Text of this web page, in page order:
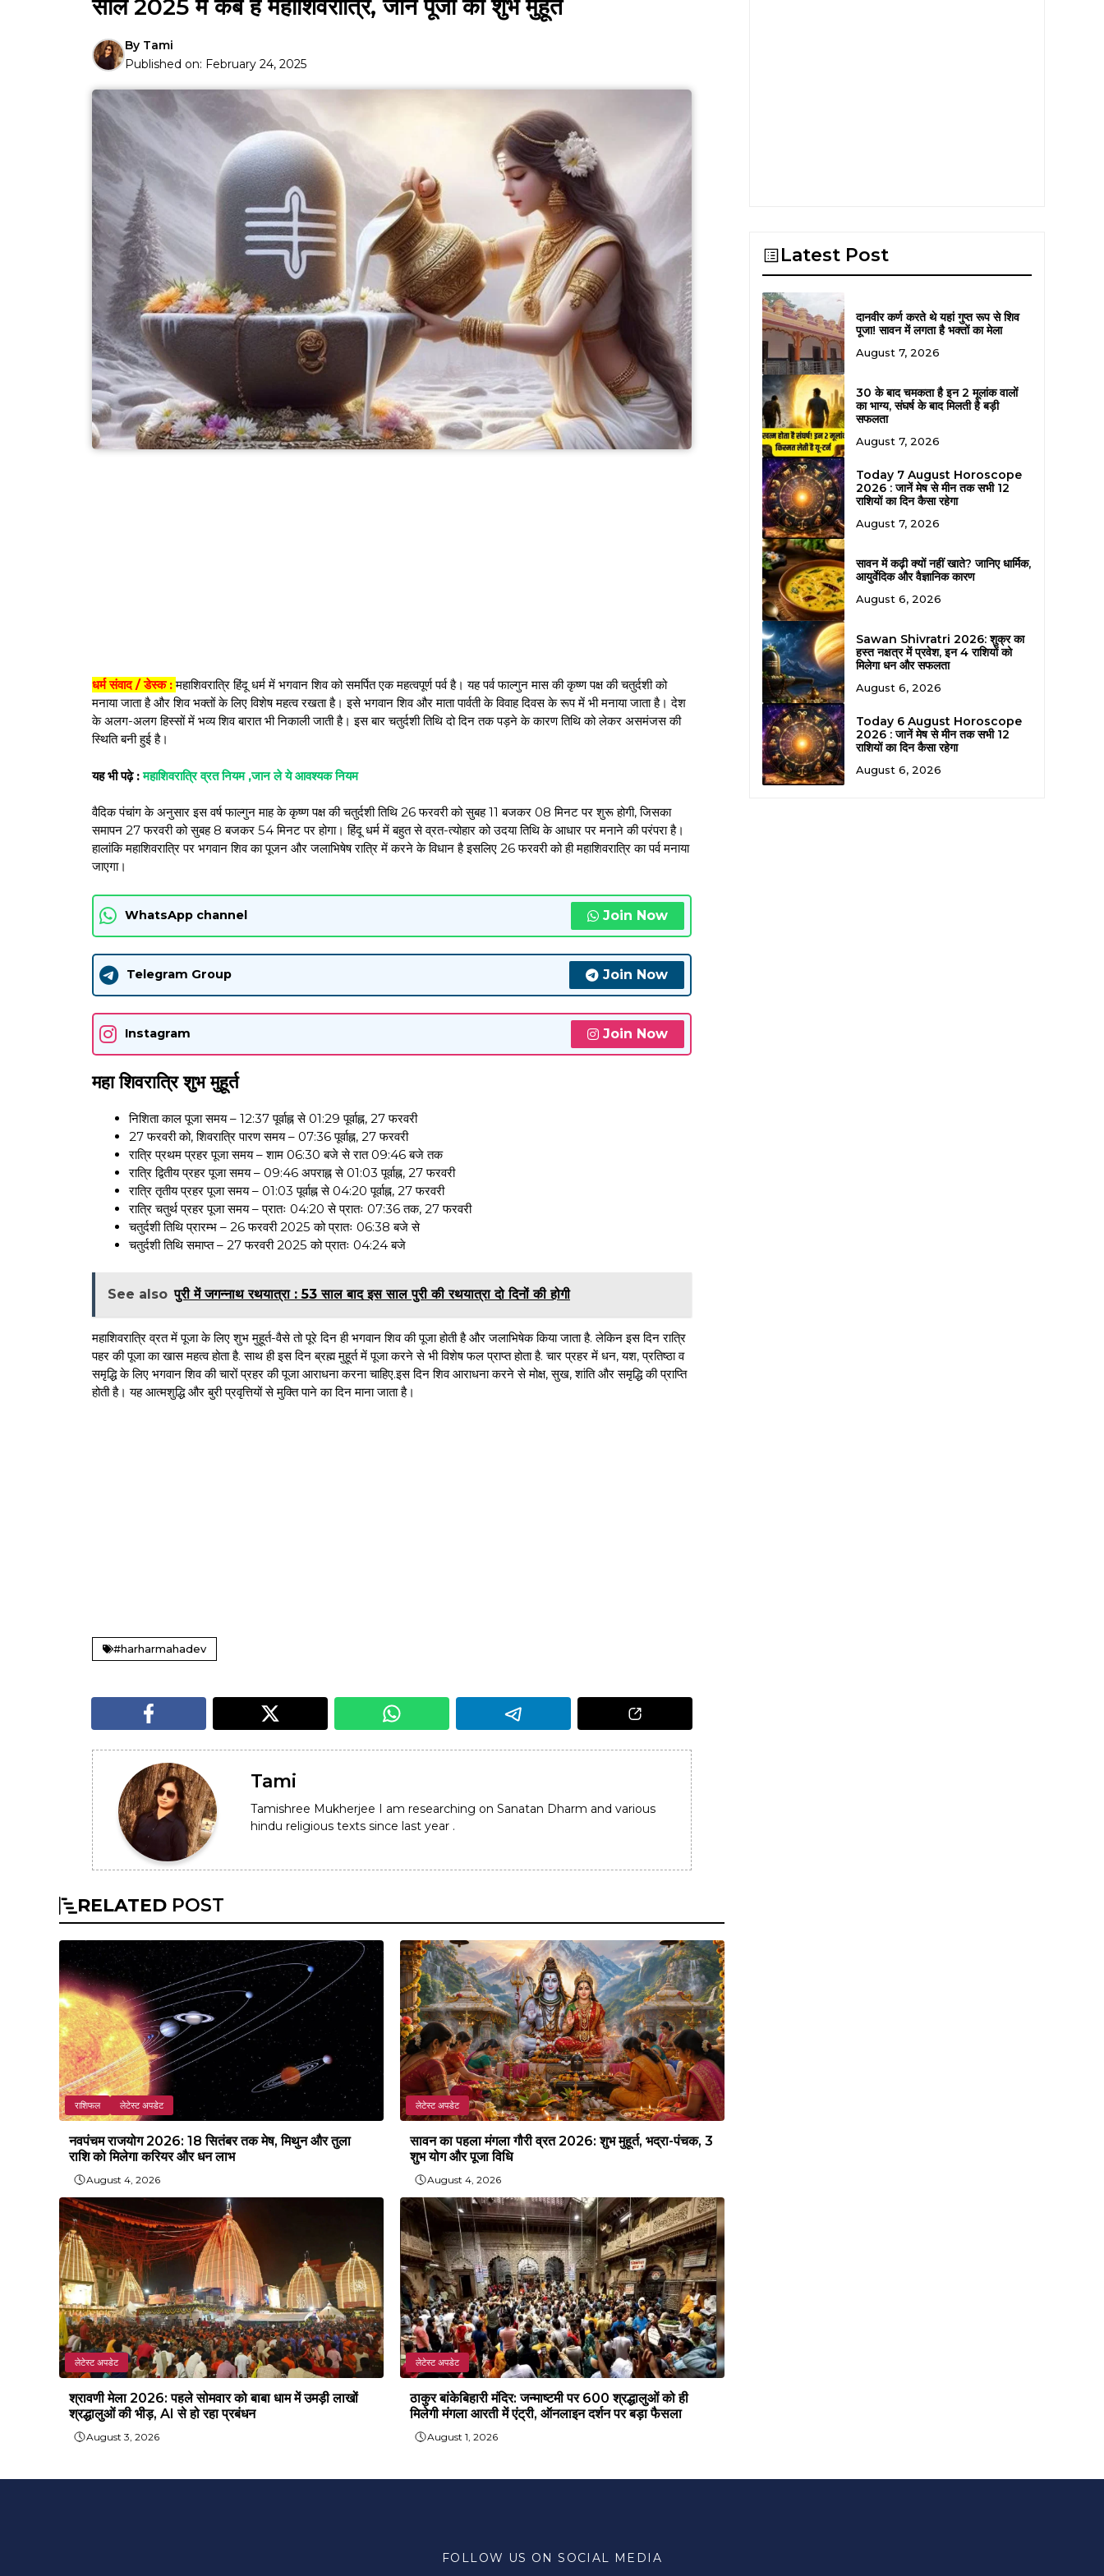
साल 2025 में कब है महाशिवरात्रि, जाने पूजा का शुभ मुहूर्त
By Tami
Published on: February 24, 2025
धर्म संवाद / डेस्क :महाशिवरात्रि हिंदू धर्म में भगवान शिव को समर्पित एक महत्वपूर्ण पर्व है। यह पर्व फाल्गुन मास की कृष्ण पक्ष की चतुर्दशी को
मनाया जाता है और शिव भक्तों के लिए विशेष महत्व रखता है। इसे भगवान शिव और माता पार्वती के विवाह दिवस के रूप में भी मनाया जाता है। देश
के अलग-अलग हिस्सों में भव्य शिव बारात भी निकाली जाती है। इस बार चतुर्दशी तिथि दो दिन तक पड़ने के कारण तिथि को लेकर असमंजस की
स्थिति बनी हुई है।
यह भी पढ़े :महाशिवरात्रि व्रत नियम ,जान ले ये आवश्यक नियम
वैदिक पंचांग के अनुसार इस वर्ष फाल्गुन माह के कृष्ण पक्ष की चतुर्दशी तिथि 26 फरवरी को सुबह 11 बजकर 08 मिनट पर शुरू होगी, जिसका
समापन 27 फरवरी को सुबह 8 बजकर 54 मिनट पर होगा। हिंदू धर्म में बहुत से व्रत-त्योहार को उदया तिथि के आधार पर मनाने की परंपरा है।
हालांकि महाशिवरात्रि पर भगवान शिव का पूजन और जलाभिषेष रात्रि में करने के विधान है इसलिए 26 फरवरी को ही महाशिवरात्रि का पर्व मनाया
जाएगा।
WhatsApp channel Join Now
Telegram Group Join Now
Instagram Join Now
महा शिवरात्रि शुभ मुहूर्त
निशिता काल पूजा समय – 12:37 पूर्वाह्न से 01:29 पूर्वाह्न, 27 फरवरी
27 फरवरी को, शिवरात्रि पारण समय – 07:36 पूर्वाह्न, 27 फरवरी
रात्रि प्रथम प्रहर पूजा समय – शाम 06:30 बजे से रात 09:46 बजे तक
रात्रि द्वितीय प्रहर पूजा समय – 09:46 अपराह्न से 01:03 पूर्वाह्न, 27 फरवरी
रात्रि तृतीय प्रहर पूजा समय – 01:03 पूर्वाह्न से 04:20 पूर्वाह्न, 27 फरवरी
रात्रि चतुर्थ प्रहर पूजा समय – प्रातः 04:20 से प्रातः 07:36 तक, 27 फरवरी
चतुर्दशी तिथि प्रारम्भ – 26 फरवरी 2025 को प्रातः 06:38 बजे से
चतुर्दशी तिथि समाप्त – 27 फरवरी 2025 को प्रातः 04:24 बजे
See also पुरी में जगन्नाथ रथयात्रा : 53 साल बाद इस साल पुरी की रथयात्रा दो दिनों की होगी
महाशिवरात्रि व्रत में पूजा के लिए शुभ मुहूर्त-वैसे तो पूरे दिन ही भगवान शिव की पूजा होती है और जलाभिषेक किया जाता है. लेकिन इस दिन रात्रि
पहर की पूजा का खास महत्व होता है. साथ ही इस दिन ब्रह्म मुहूर्त में पूजा करने से भी विशेष फल प्राप्त होता है. चार प्रहर में धन, यश, प्रतिष्ठा व
समृद्धि के लिए भगवान शिव की चारों प्रहर की पूजा आराधना करना चाहिए.इस दिन शिव आराधना करने से मोक्ष, सुख, शांति और समृद्धि की प्राप्ति
होती है। यह आत्मशुद्धि और बुरी प्रवृत्तियों से मुक्ति पाने का दिन माना जाता है।
#harharmahadev
Tami
Tamishree Mukherjee I am researching on Sanatan Dharm and various
hindu religious texts since last year .
RELATED POST
राशिफल लेटेस्ट अपडेट
नवपंचम राजयोग 2026: 18 सितंबर तक मेष, मिथुन और तुला
राशि को मिलेगा करियर और धन लाभ
August 4, 2026
लेटेस्ट अपडेट
सावन का पहला मंगला गौरी व्रत 2026: शुभ मुहूर्त, भद्रा-पंचक, 3
शुभ योग और पूजा विधि
August 4, 2026
लेटेस्ट अपडेट
श्रावणी मेला 2026: पहले सोमवार को बाबा धाम में उमड़ी लाखों
श्रद्धालुओं की भीड़, AI से हो रहा प्रबंधन
August 3, 2026
लेटेस्ट अपडेट
ठाकुर बांकेबिहारी मंदिर: जन्माष्टमी पर 600 श्रद्धालुओं को ही
मिलेगी मंगला आरती में एंट्री, ऑनलाइन दर्शन पर बड़ा फैसला
August 1, 2026
Latest Post
दानवीर कर्ण करते थे यहां गुप्त रूप से शिव
पूजा! सावन में लगता है भक्तों का मेला
August 7, 2026
30 के बाद चमकता है इन 2 मूलांक वालों
का भाग्य, संघर्ष के बाद मिलती है बड़ी
सफलता
August 7, 2026
Today 7 August Horoscope
2026 : जानें मेष से मीन तक सभी 12
राशियों का दिन कैसा रहेगा
August 7, 2026
सावन में कढ़ी क्यों नहीं खाते? जानिए धार्मिक,
आयुर्वेदिक और वैज्ञानिक कारण
August 6, 2026
Sawan Shivratri 2026: शुक्र का
हस्त नक्षत्र में प्रवेश, इन 4 राशियों को
मिलेगा धन और सफलता
August 6, 2026
Today 6 August Horoscope
2026 : जानें मेष से मीन तक सभी 12
राशियों का दिन कैसा रहेगा
August 6, 2026
FOLLOW US ON SOCIAL MEDIA